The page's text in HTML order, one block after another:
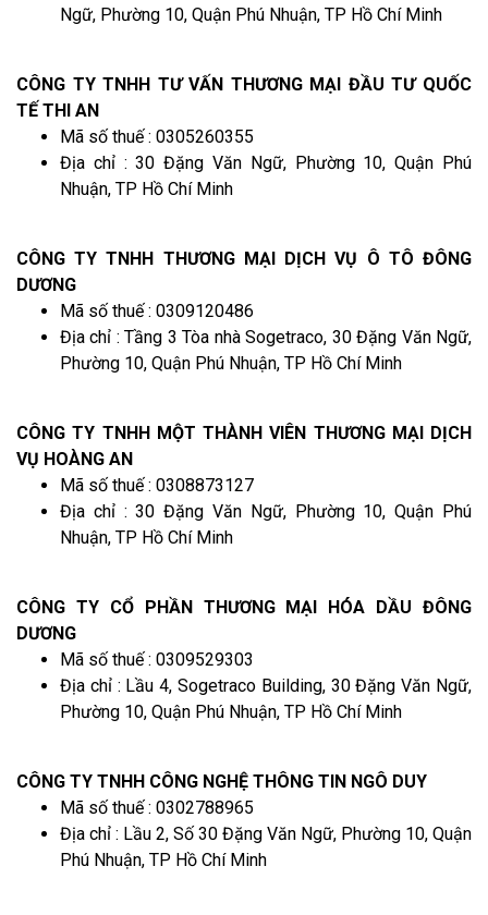
Ngữ, Phường 10, Quận Phú Nhuận, TP Hồ Chí Minh
CÔNG TY TNHH TƯ VẤN THƯƠNG MẠI ĐẦU TƯ QUỐC
TẾ THI AN
Mã số thuế : 0305260355
Địa chỉ : 30 Đặng Văn Ngữ, Phường 10, Quận Phú
Nhuận, TP Hồ Chí Minh
CÔNG TY TNHH THƯƠNG MẠI DỊCH VỤ Ô TÔ ĐÔNG
DƯƠNG
Mã số thuế : 0309120486
Địa chỉ : Tầng 3 Tòa nhà Sogetraco, 30 Đặng Văn Ngữ,
Phường 10, Quận Phú Nhuận, TP Hồ Chí Minh
CÔNG TY TNHH MỘT THÀNH VIÊN THƯƠNG MẠI DỊCH
VỤ HOÀNG AN
Mã số thuế : 0308873127
Địa chỉ : 30 Đặng Văn Ngữ, Phường 10, Quận Phú
Nhuận, TP Hồ Chí Minh
CÔNG TY CỔ PHẦN THƯƠNG MẠI HÓA DẦU ĐÔNG
DƯƠNG
Mã số thuế : 0309529303
Địa chỉ : Lầu 4, Sogetraco Building, 30 Đặng Văn Ngữ,
Phường 10, Quận Phú Nhuận, TP Hồ Chí Minh
CÔNG TY TNHH CÔNG NGHỆ THÔNG TIN NGÔ DUY
Mã số thuế : 0302788965
Địa chỉ : Lầu 2, Số 30 Đặng Văn Ngữ, Phường 10, Quận
Phú Nhuận, TP Hồ Chí Minh